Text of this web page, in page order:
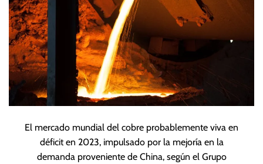
El mercado mundial del cobre probablemente viva en
déficit en 2023, impulsado por la mejoría en la
demanda proveniente de China, según el Grupo